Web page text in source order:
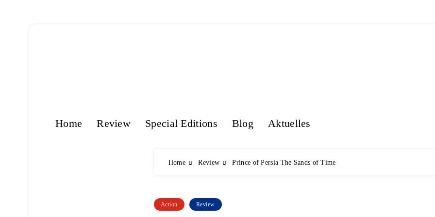
Home Review Special Editions Blog Aktuelles
Home Review Prince of Persia The Sands of Time
Action Review